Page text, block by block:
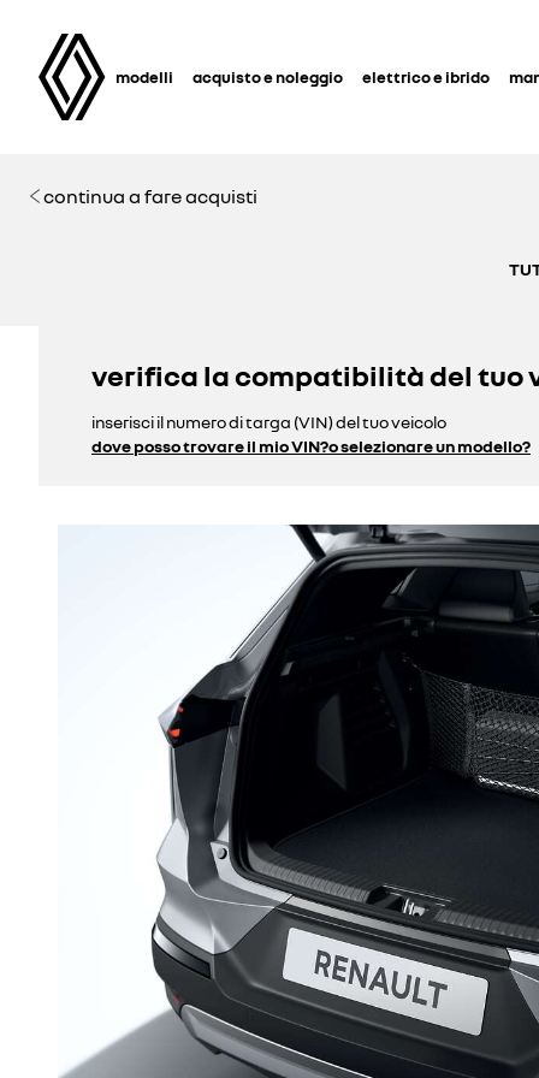
modelli acquisto e noleggio elettrico e ibrido
continua a fare acquisti
verifica la compatibilità del tuo
inserisci il numero di targa (VIN) del tuo veicolo
dove posso trovare il mio VIN?o selezionare un modello?